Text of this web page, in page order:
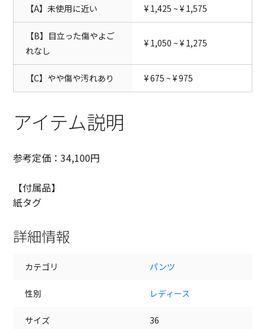
【A】未使用に近い ¥ 1,425 ~ ¥ 1,575
【B】目立った傷やよご
れなし
¥ 1,050 ~ ¥ 1,275
【C】やや傷や汚れあり ¥ 675 ~ ¥ 975
アイテム説明
参考定価：34,100円
【付属品】
紙タグ
詳細情報
カテゴリ パンツ
性別 レディース
サイズ 36